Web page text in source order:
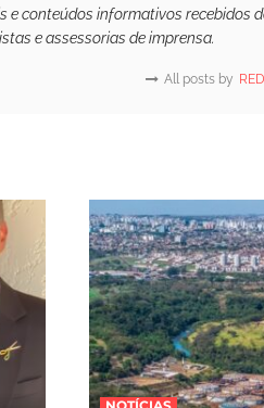
e conteúdos informativos recebidos
e assessorias de imprensa.
All posts by